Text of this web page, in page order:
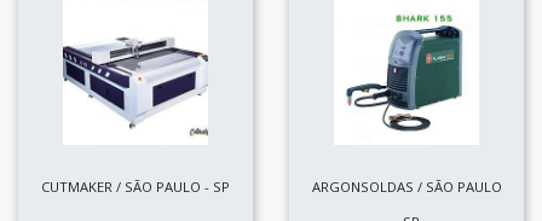
CUTMAKER / SÃO PAULO - SP
ARGONSOLDAS / SÃO PAULO